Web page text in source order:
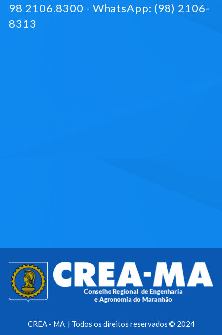
98 2106.8300 - WhatsApp: (98) 2106-
8313
CREA - MA | Todos os direitos reservados © 2024